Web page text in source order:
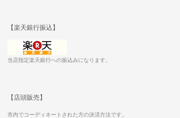
【楽天銀行振込】
当店指定楽天銀行への振込みになります。
【店頭販売】
市内でコーディネートされた方の決済方法です。